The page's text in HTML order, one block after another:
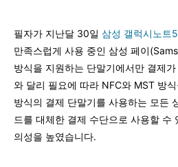
필자가 지난달 30일 삼성 갤럭시노트5
만족스럽게 사용 중인 삼성 페이
방식을 지원하는 단말기에서만 결제
와 달리 필요에 따라 NFC와 MST 방
방식의 결제 단말기를 사용하는 모든
드를 대체한 결제 수단으로 사용할 수
의성을 높였습니다.